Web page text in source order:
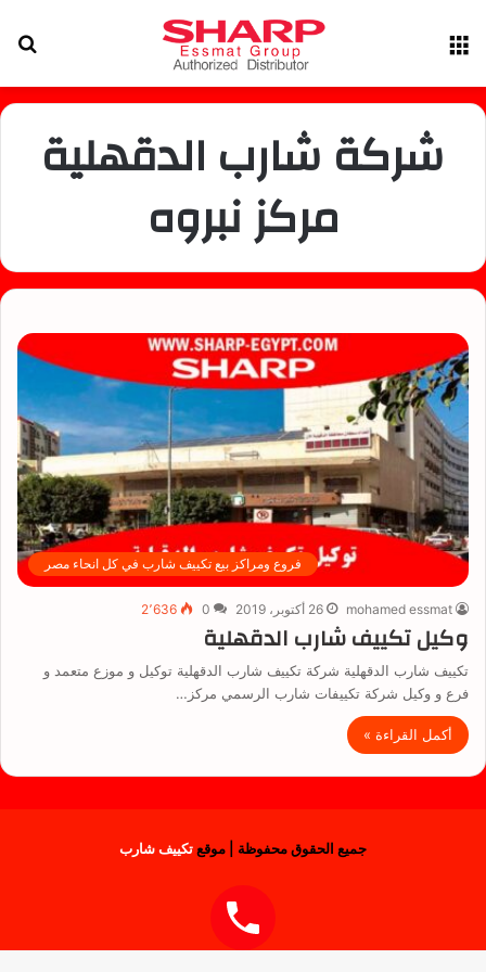
شركة شارب الدقهلية
مركز نبروه
فروع ومراكز بيع تكييف شارب في كل انحاء مصر
mohamed essmat 26 أكتوبر، 2019 0 2٬636
وكيل تكييف شارب الدقهلية
تكييف شارب الدقهلية شركة تكييف شارب الدقهلية توكيل و موزع متعمد و
فرع و وكيل شركة تكييفات شارب الرسمي مركز…
أكمل القراءة »
جميع الحقوق محفوظة | موقعتكييف شارب
فيسبوك